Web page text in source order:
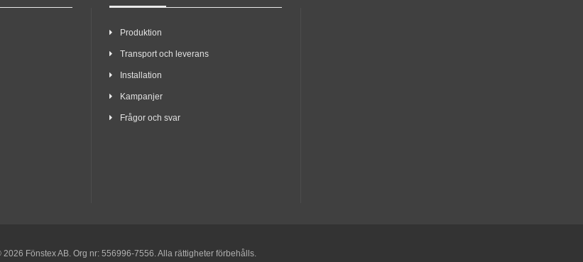
Produktion
Transport och leverans
Installation
Kampanjer
Frågor och svar
Fönstex AB. Org nr: 556996-7556. Alla rättigheter förbehålls.